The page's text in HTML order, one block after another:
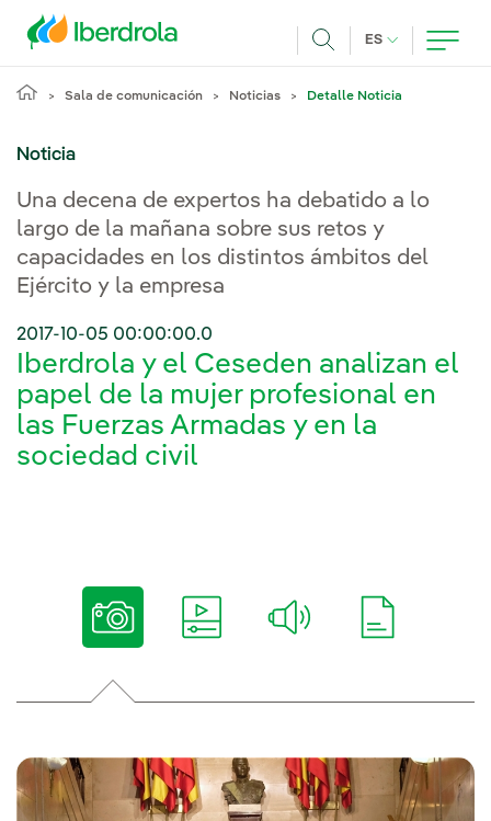
ES IDIOMA
Sala de comunicación Noticias Detalle Noticia
Noticia
Una decena de expertos ha debatido a lo
largo de la mañana sobre sus retos y
capacidades en los distintos ámbitos del
Ejército y la empresa
2017-10-05 00:00:00.0
Iberdrola y el Ceseden analizan el
papel de la mujer profesional en
las Fuerzas Armadas y en la
sociedad civil